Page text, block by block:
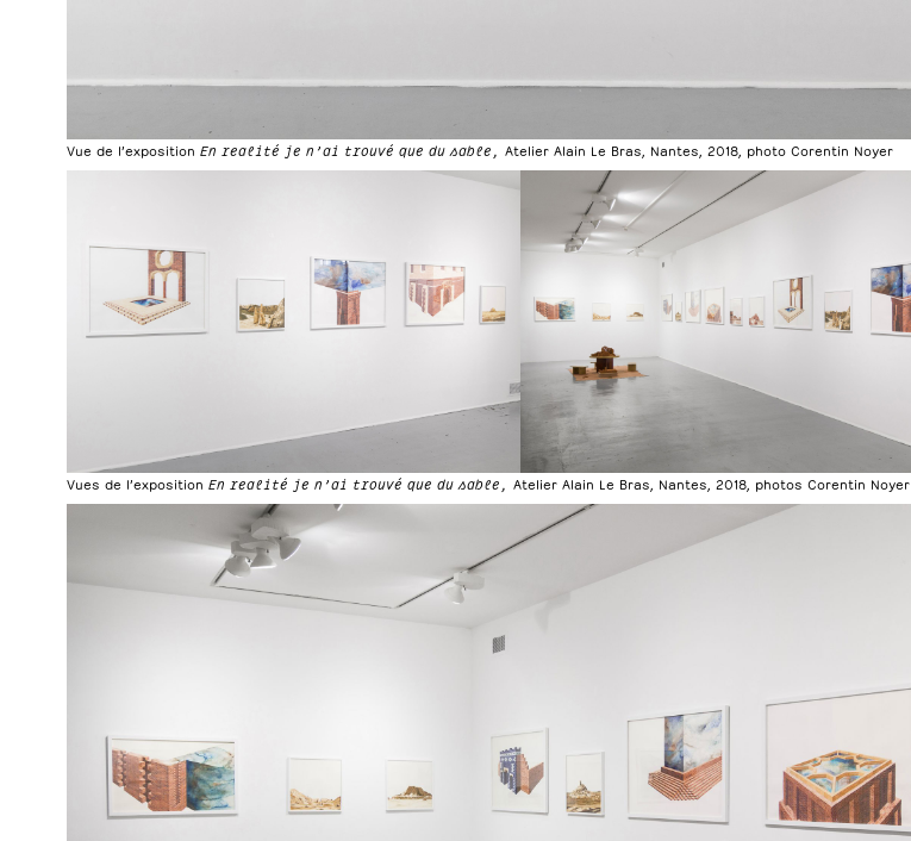
Vue de l’exposition En realité je n’ai trouvé que du sable, Atelier Alain Le Bras, Nantes, 2018, photo Corentin Noyer
Vues de l’exposition En realité je n’ai trouvé que du sable, Atelier Alain Le Bras, Nantes, 2018, photos Corentin Noyer